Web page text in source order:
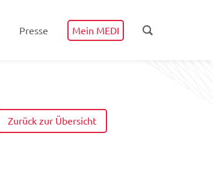
Presse Mein MEDI
Zurück zur Übersicht